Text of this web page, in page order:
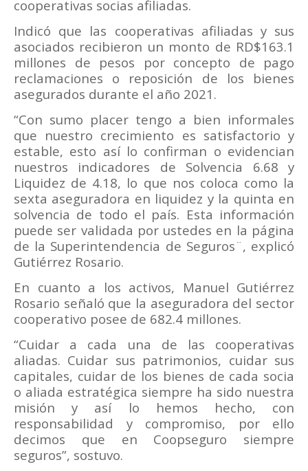
cooperativas socias afiliadas.
Indicó que las cooperativas afiliadas y sus
asociados recibieron un monto de RD$163.1
millones de pesos por concepto de pago
reclamaciones o reposición de los bienes
asegurados durante el año 2021.
“Con sumo placer tengo a bien informales
que nuestro crecimiento es satisfactorio y
estable, esto así lo confirman o evidencian
nuestros indicadores de Solvencia 6.68 y
Liquidez de 4.18, lo que nos coloca como la
sexta aseguradora en liquidez y la quinta en
solvencia de todo el país. Esta información
puede ser validada por ustedes en la página
de la Superintendencia de Seguros¨, explicó
Gutiérrez Rosario.
En cuanto a los activos, Manuel Gutiérrez
Rosario señaló que la aseguradora del sector
cooperativo posee de 682.4 millones.
“Cuidar a cada una de las cooperativas
aliadas. Cuidar sus patrimonios, cuidar sus
capitales, cuidar de los bienes de cada socia
o aliada estratégica siempre ha sido nuestra
misión y así lo hemos hecho, con
responsabilidad y compromiso, por ello
decimos que en Coopseguro siempre
seguros”, sostuvo.